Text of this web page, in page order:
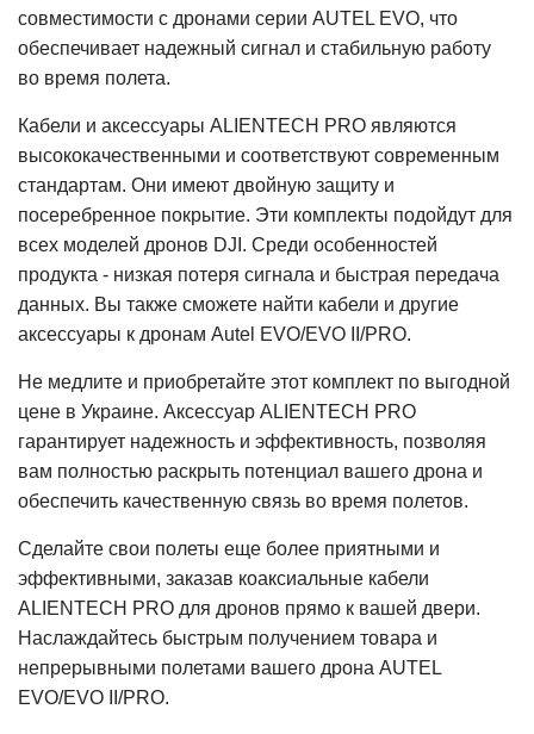
совместимости с дронами серии AUTEL EVO, что
обеспечивает надежный сигнал и стабильную работу
во время полета.
Кабели и аксессуары ALIENTECH PRO являются
высококачественными и соответствуют современным
стандартам. Они имеют двойную защиту и
посеребренное покрытие. Эти комплекты подойдут для
всех моделей дронов DJI. Среди особенностей
продукта - низкая потеря сигнала и быстрая передача
данных. Вы также сможете найти кабели и другие
аксессуары к дронам Autel EVO/EVO II/PRO.
Не медлите и приобретайте этот комплект по выгодной
цене в Украине. Аксессуар ALIENTECH PRO
гарантирует надежность и эффективность, позволяя
вам полностью раскрыть потенциал вашего дрона и
обеспечить качественную связь во время полетов.
Сделайте свои полеты еще более приятными и
эффективными, заказав коаксиальные кабели
ALIENTECH PRO для дронов прямо к вашей двери.
Наслаждайтесь быстрым получением товара и
непрерывными полетами вашего дрона AUTEL
EVO/EVO II/PRO.